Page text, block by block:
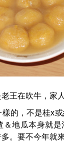
王在吹牛，家
的，不是桂x
＆地瓜本身就
。要不今年就